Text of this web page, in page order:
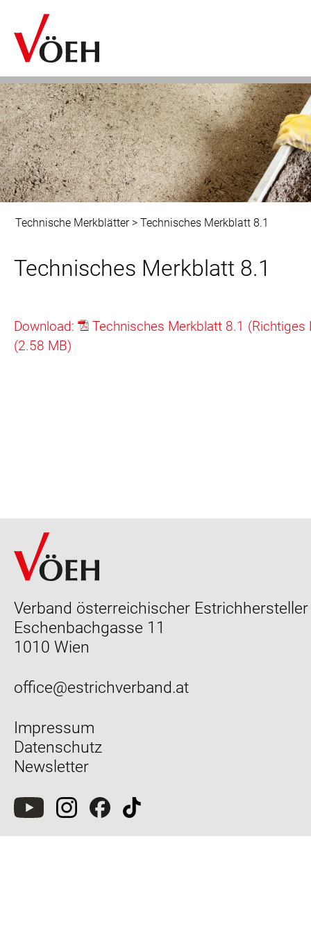
Technische Merkblätter> Technisches Merkblatt 8.1
Technisches Merkblatt 8.1
Download:
Technisches Merkblatt 8.1 (Richtiges
(2.58 MB)
Verband österreichischer Estrichhersteller
Eschenbachgasse 11
1010 Wien
office@estrichverband.at
Impressum
Datenschutz
Newsletter